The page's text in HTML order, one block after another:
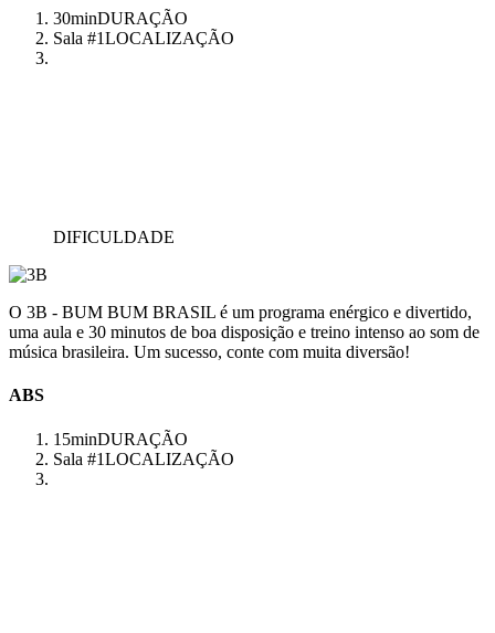
30minDURAÇÃO
Sala #1LOCALIZAÇÃO
DIFICULDADE
O 3B - BUM BUM BRASIL é um programa enérgico e divertido,
uma aula e 30 minutos de boa disposição e treino intenso ao som de
música brasileira. Um sucesso, conte com muita diversão!
ABS
15minDURAÇÃO
Sala #1LOCALIZAÇÃO